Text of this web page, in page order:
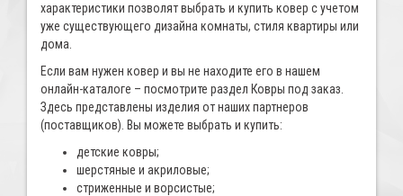
характеристики позволят выбрать и купить ковер с учетом
уже существующего дизайна комнаты, стиля квартиры или
дома.
Если вам нужен ковер и вы не находите его в нашем
онлайн-каталоге – посмотрите раздел Ковры под заказ.
Здесь представлены изделия от наших партнеров
(поставщиков). Вы можете выбрать и купить:
детские ковры;
шерстяные и акриловые;
стриженные и ворсистые;